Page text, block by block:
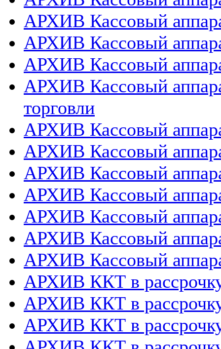
АРХИВ Кассовый
АРХИВ Кассовый
АРХИВ Кассовый
АРХИВ Кассовый
торговли
АРХИВ Кассовый
АРХИВ Кассовый
АРХИВ Кассовый
АРХИВ Кассовый
АРХИВ Кассовый
АРХИВ Кассовый
АРХИВ Кассовый
АРХИВ ККТ в
АРХИВ ККТ в
АРХИВ ККТ в